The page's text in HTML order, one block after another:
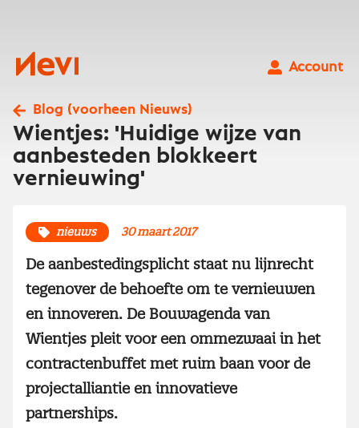
Nevi
Account
Blog (voorheen Nieuws)
Wientjes: 'Huidige wijze van
aanbesteden blokkeert
vernieuwing'
nieuws 30 maart 2017
De aanbestedingsplicht staat nu lijnrecht
tegenover de behoefte om te vernieuwen
en innoveren. De Bouwagenda van
Wientjes pleit voor een ommezwaai in het
contractenbuffet met ruim baan voor de
projectalliantie en innovatieve
partnerships.